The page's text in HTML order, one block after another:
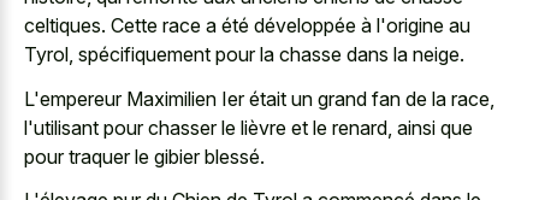
celtiques. Cette race a été développée à l'origine au
Tyrol, spécifiquement pour la chasse dans la neige.
L'empereur Maximilien Ier était un grand fan de la race,
l'utilisant pour chasser le lièvre et le renard, ainsi que
pour traquer le gibier blessé.